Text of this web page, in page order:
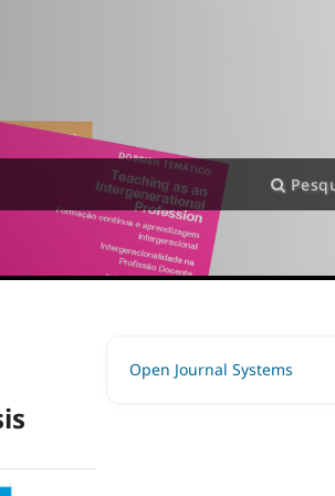
Open Journal Systems